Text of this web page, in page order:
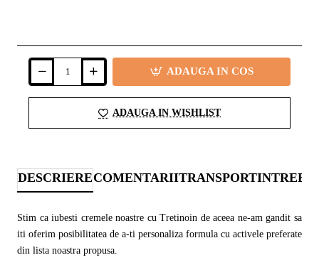
ADAUGA IN COS
ADAUGA IN WISHLIST
DESCRIERECOMENTARIITRANSPORT
Stim ca iubesti cremele noastre cu Tretinoin de aceea ne-am gandit sa
iti oferim posibilitatea de a-ti personaliza formula cu activele preferate
din lista noastra propusa.